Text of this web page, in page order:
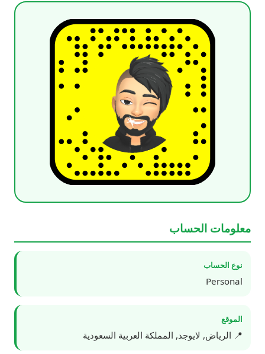
معلومات الحساب
نوع الحساب
Personal
الموقع
📍 الرياض, لايوجد, المملكة العربية السعودية